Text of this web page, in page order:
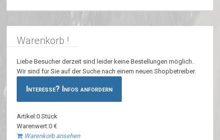
Warenkorb !
Liebe Besucher derzeit sind leider keine Bestellungen möglich.
Wir sind für Sie auf der Suche nach einem neuen Shopbetreiber.
Interesse? Infos anfordern
Artikel:0 Stück
Warenwert:0 €
Warenkorb ansehen